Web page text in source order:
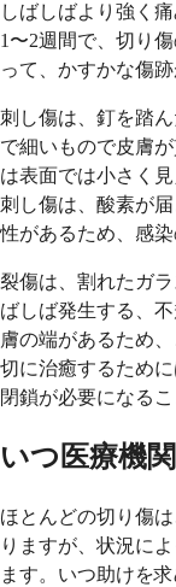
しばしばより強く
1〜2週間で、切り
って、かすかな傷
刺し傷は、釘を踏
で細いもので皮膚
は表面では小さく
刺し傷は、酸素が
性があるため、感
裂傷は、割れたガ
ばしば発生する、
膚の端があるため
切に治癒するため
閉鎖が必要になるこ
いつ医療機
ほとんどの切り傷
りますが、状況に
ます。いつ助けを